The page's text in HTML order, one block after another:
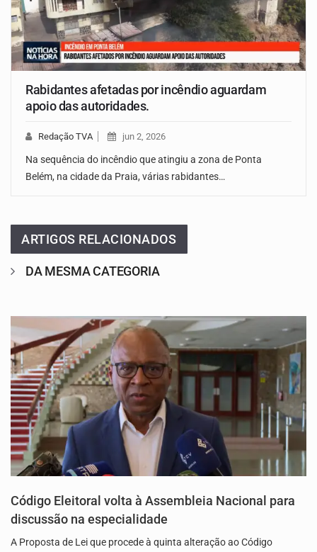
Rabidantes afetadas por incêndio aguardam
apoio das autoridades.
Redação TVA jun 2, 2026
Na sequência do incêndio que atingiu a zona de Ponta
Belém, na cidade da Praia, várias rabidantes…
ARTIGOS RELACIONADOS
DA MESMA CATEGORIA
Código Eleitoral volta à Assembleia Nacional para
discussão na especialidade
A Proposta de Lei que procede à quinta alteração ao Código